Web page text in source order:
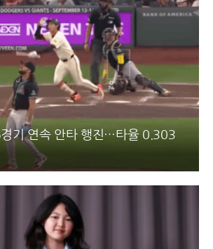
기 연속 안타 행진…타율 0.303